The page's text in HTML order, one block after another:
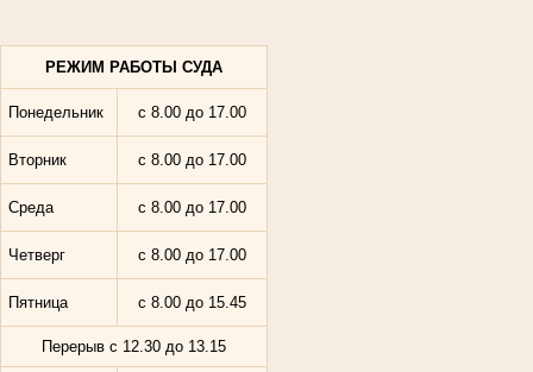
РЕЖИМ РАБОТЫ СУДА
Понедельник с 8.00 до 17.00
Вторник с 8.00 до 17.00
Среда с 8.00 до 17.00
Четверг с 8.00 до 17.00
Пятница с 8.00 до 15.45
Перерыв с 12.30 до 13.15